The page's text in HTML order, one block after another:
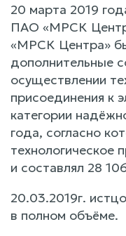
20 марта 2019
ПАО «МРСК
«МРСК Центра»
дополнительные
осуществлении
присоединения к
категории
года, согласно
технологическое
и составлял 28
20.03.2019г.
в полном объёме.